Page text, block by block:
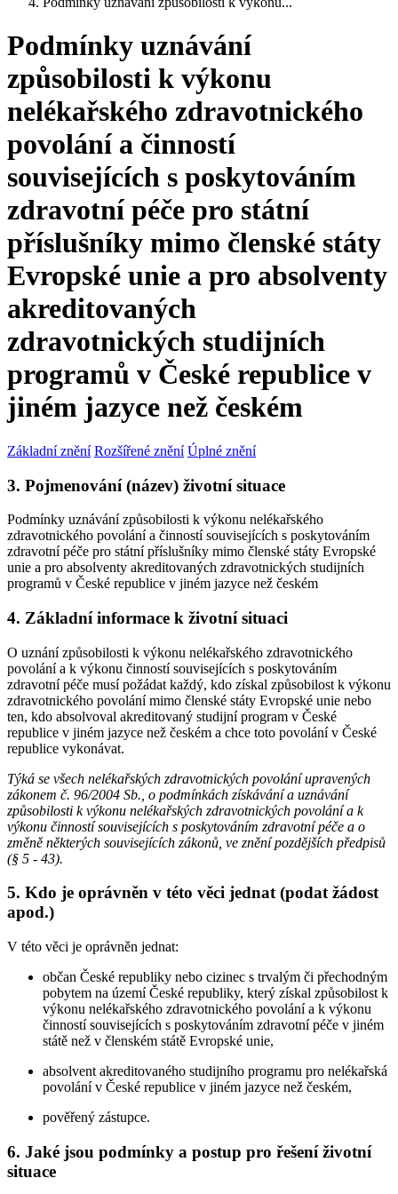
Podmínky uznávání
způsobilosti k výkonu
nelékařského zdravotnického
povolání a činností
souvisejících s poskytováním
zdravotní péče pro státní
příslušníky mimo členské státy
Evropské unie a pro absolventy
akreditovaných
zdravotnických studijních
programů v České republice v
jiném jazyce než českém
Základní znění Rozšířené znění Úplné znění
3. Pojmenování (název) životní situace
Podmínky uznávání způsobilosti k výkonu nelékařského
zdravotnického povolání a činností souvisejících s poskytováním
zdravotní péče pro státní příslušníky mimo členské státy Evropské
unie a pro absolventy akreditovaných zdravotnických studijních
programů v České republice v jiném jazyce než českém
4. Základní informace k životní situaci
O uznání způsobilosti k výkonu nelékařského zdravotnického
povolání a k výkonu činností souvisejících s poskytováním
zdravotní péče musí požádat každý, kdo získal způsobilost k výkonu
zdravotnického povolání mimo členské státy Evropské unie nebo
ten, kdo absolvoval akreditovaný studijní program v České
republice v jiném jazyce než českém a chce toto povolání v České
republice vykonávat.
Týká se všech nelékařských zdravotnických povolání upravených
zákonem č. 96/2004 Sb., o podmínkách získávání a uznávání
způsobilosti k výkonu nelékařských zdravotnických povolání a k
výkonu činností souvisejících s poskytováním zdravotní péče a o
změně některých souvisejících zákonů, ve znění pozdějších předpisů
(§ 5 - 43).
5. Kdo je oprávněn v této věci jednat (podat žádost
apod.)
V této věci je oprávněn jednat:
občan České republiky nebo cizinec s trvalým či přechodným
pobytem na území České republiky, který získal způsobilost k
výkonu nelékařského zdravotnického povolání a k výkonu
činností souvisejících s poskytováním zdravotní péče v jiném
státě než v členském státě Evropské unie,
absolvent akreditovaného studijního programu pro nelékařská
povolání v České republice v jiném jazyce než českém,
pověřený zástupce.
6. Jaké jsou podmínky a postup pro řešení životní
situace